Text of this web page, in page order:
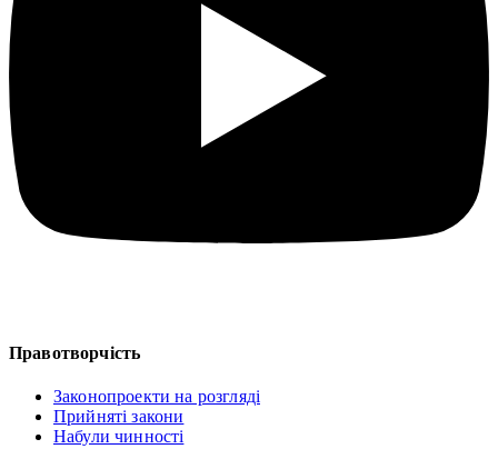
Правотворчість
Законопроекти на розгляді
Прийняті закони
Набули чинності